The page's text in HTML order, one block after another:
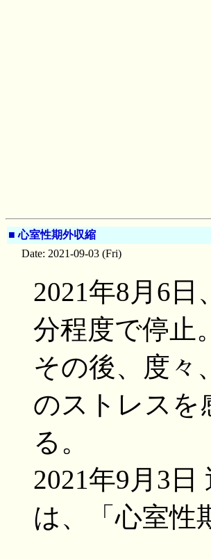
■ 心室性期外収縮
Date: 2021-09-03 (Fri)
2021年8月6
分程度で停止。
その後、度々
のストレスを
る。
2021年9月3
は、「心室性